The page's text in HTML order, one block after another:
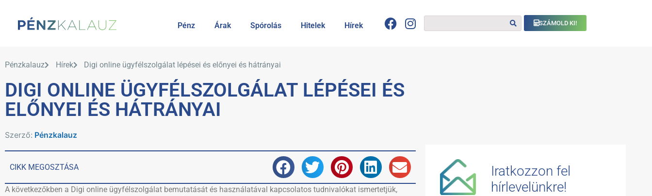
Pénz Árak Spórolás Hitelek Hírek SZÁMOLD KI!
Pénzkalauz Hírek Digi online ügyfélszolgálat lépései és előnyei és hátrányai
DIGI ONLINE ÜGYFÉLSZOLGÁLAT LÉPÉSEI ÉS
ELŐNYEI ÉS HÁTRÁNYAI
Szerző: Pénzkalauz
CIKK MEGOSZTÁSA
A következőkben a Digi online ügyfélszolgálat bemutatását és használatával kapcsolatos tudnivalókat ismertetjük,
Iratkozzon fel
hírlevelünkre!